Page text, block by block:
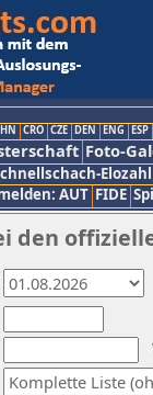
CRO CZE DEN ENG ESP
Foto-
Elozahl
AUT FIDE
den